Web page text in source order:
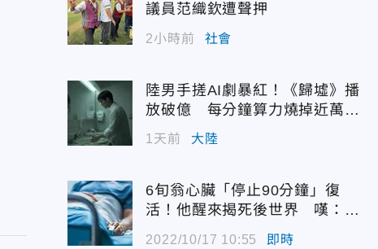
議員范織欽遭聲押
2小時前 社會
陸男手搓AI劇暴紅！《歸墟》播
放破億 每分鐘算力燒掉近萬台
1天前 大陸
6旬翁心臟「停止90分鐘」復
活！他醒來揭死後世界 嘆：很
2022/10/17 10:55 即時